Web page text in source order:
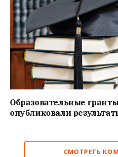
Образовательные
опубликовали
СМОТРЕТЬ